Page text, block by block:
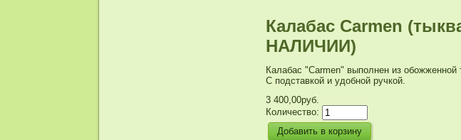
Калабас Carmen
НАЛИЧИИ)
Калабас "Carmen" выполнен из
С подставкой и удобной ручкой.
3 400,00руб.
Количество: